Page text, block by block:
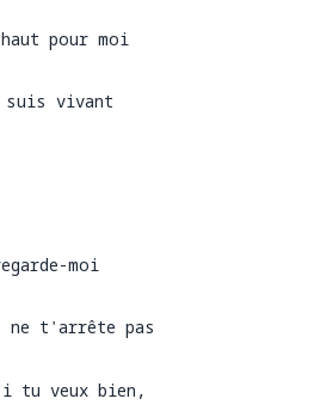
pour moi
je suis
vivant
moi
t'arrête pas
si tu veux
tu veux bien,